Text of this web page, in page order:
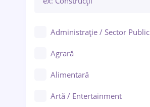
Administrație / Sector Public
Agrară
Alimentară
Artă / Entertainment